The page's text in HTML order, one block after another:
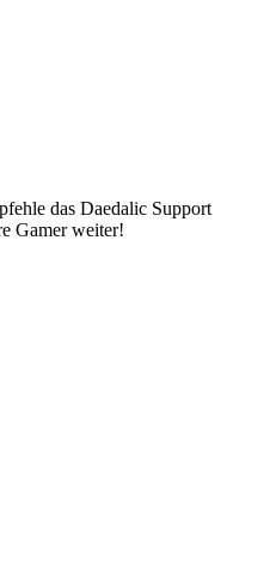
das Daedalic Support
Gamer weiter!